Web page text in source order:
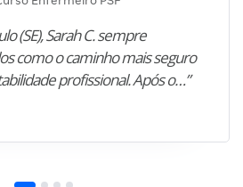
(SE), Sarah C. sempre
como o caminho mais seguro
profissional. Após o…”